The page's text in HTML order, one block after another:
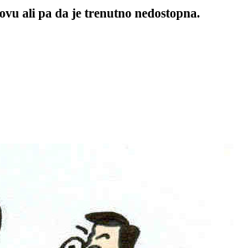
ali pa da je trenutno nedostopna.